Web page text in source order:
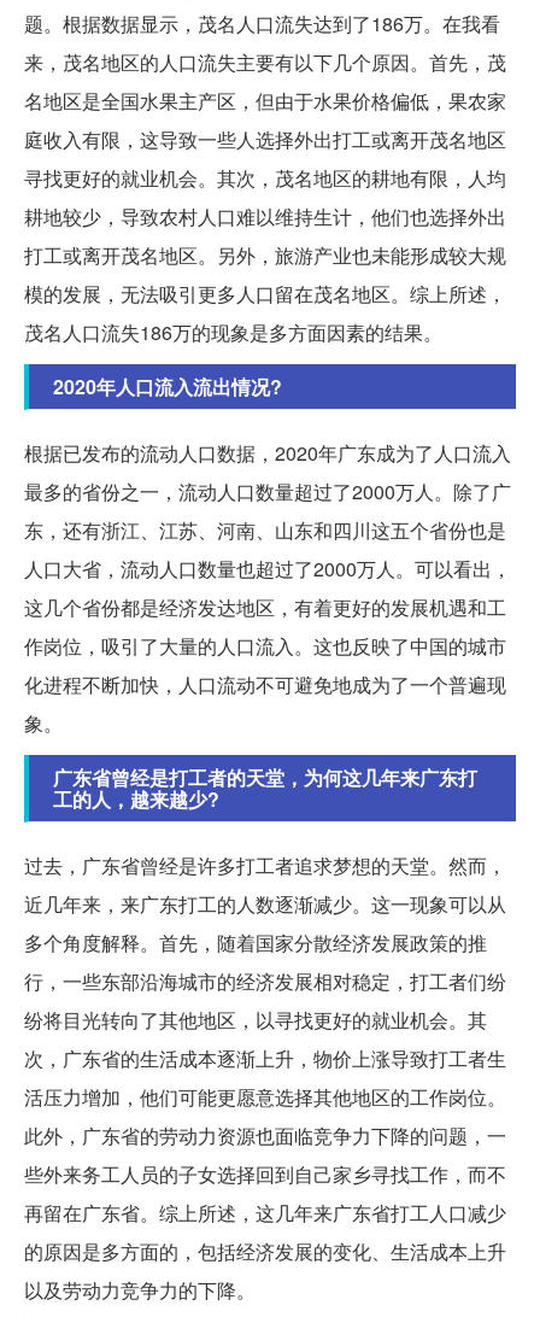
题。根据数据显示，茂名人口流失达到了186万。在我看
来，茂名地区的人口流失主要有以下几个原因。首先，茂
名地区是全国水果主产区，但由于水果价格偏低，果农家
庭收入有限，这导致一些人选择外出打工或离开茂名地区
寻找更好的就业机会。其次，茂名地区的耕地有限，人均
耕地较少，导致农村人口难以维持生计，他们也选择外出
打工或离开茂名地区。另外，旅游产业也未能形成较大规
模的发展，无法吸引更多人口留在茂名地区。综上所述，
茂名人口流失186万的现象是多方面因素的结果。
2020年人口流入流出情况?
根据已发布的流动人口数据，2020年广东成为了人口流入
最多的省份之一，流动人口数量超过了2000万人。除了广
东，还有浙江、江苏、河南、山东和四川这五个省份也是
人口大省，流动人口数量也超过了2000万人。可以看出，
这几个省份都是经济发达地区，有着更好的发展机遇和工
作岗位，吸引了大量的人口流入。这也反映了中国的城市
化进程不断加快，人口流动不可避免地成为了一个普遍现
象。
广东省曾经是打工者的天堂，为何这几年来广东打
工的人，越来越少?
过去，广东省曾经是许多打工者追求梦想的天堂。然而，
近几年来，来广东打工的人数逐渐减少。这一现象可以从
多个角度解释。首先，随着国家分散经济发展政策的推
行，一些东部沿海城市的经济发展相对稳定，打工者们纷
纷将目光转向了其他地区，以寻找更好的就业机会。其
次，广东省的生活成本逐渐上升，物价上涨导致打工者生
活压力增加，他们可能更愿意选择其他地区的工作岗位。
此外，广东省的劳动力资源也面临竞争力下降的问题，一
些外来务工人员的子女选择回到自己家乡寻找工作，而不
再留在广东省。综上所述，这几年来广东省打工人口减少
的原因是多方面的，包括经济发展的变化、生活成本上升
以及劳动力竞争力的下降。